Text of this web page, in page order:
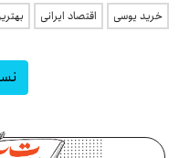
خرید یوسی
اقتصاد ایرانی